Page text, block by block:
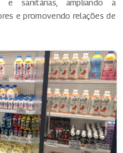
e sanitárias, ampliando a
e promovendo relações de